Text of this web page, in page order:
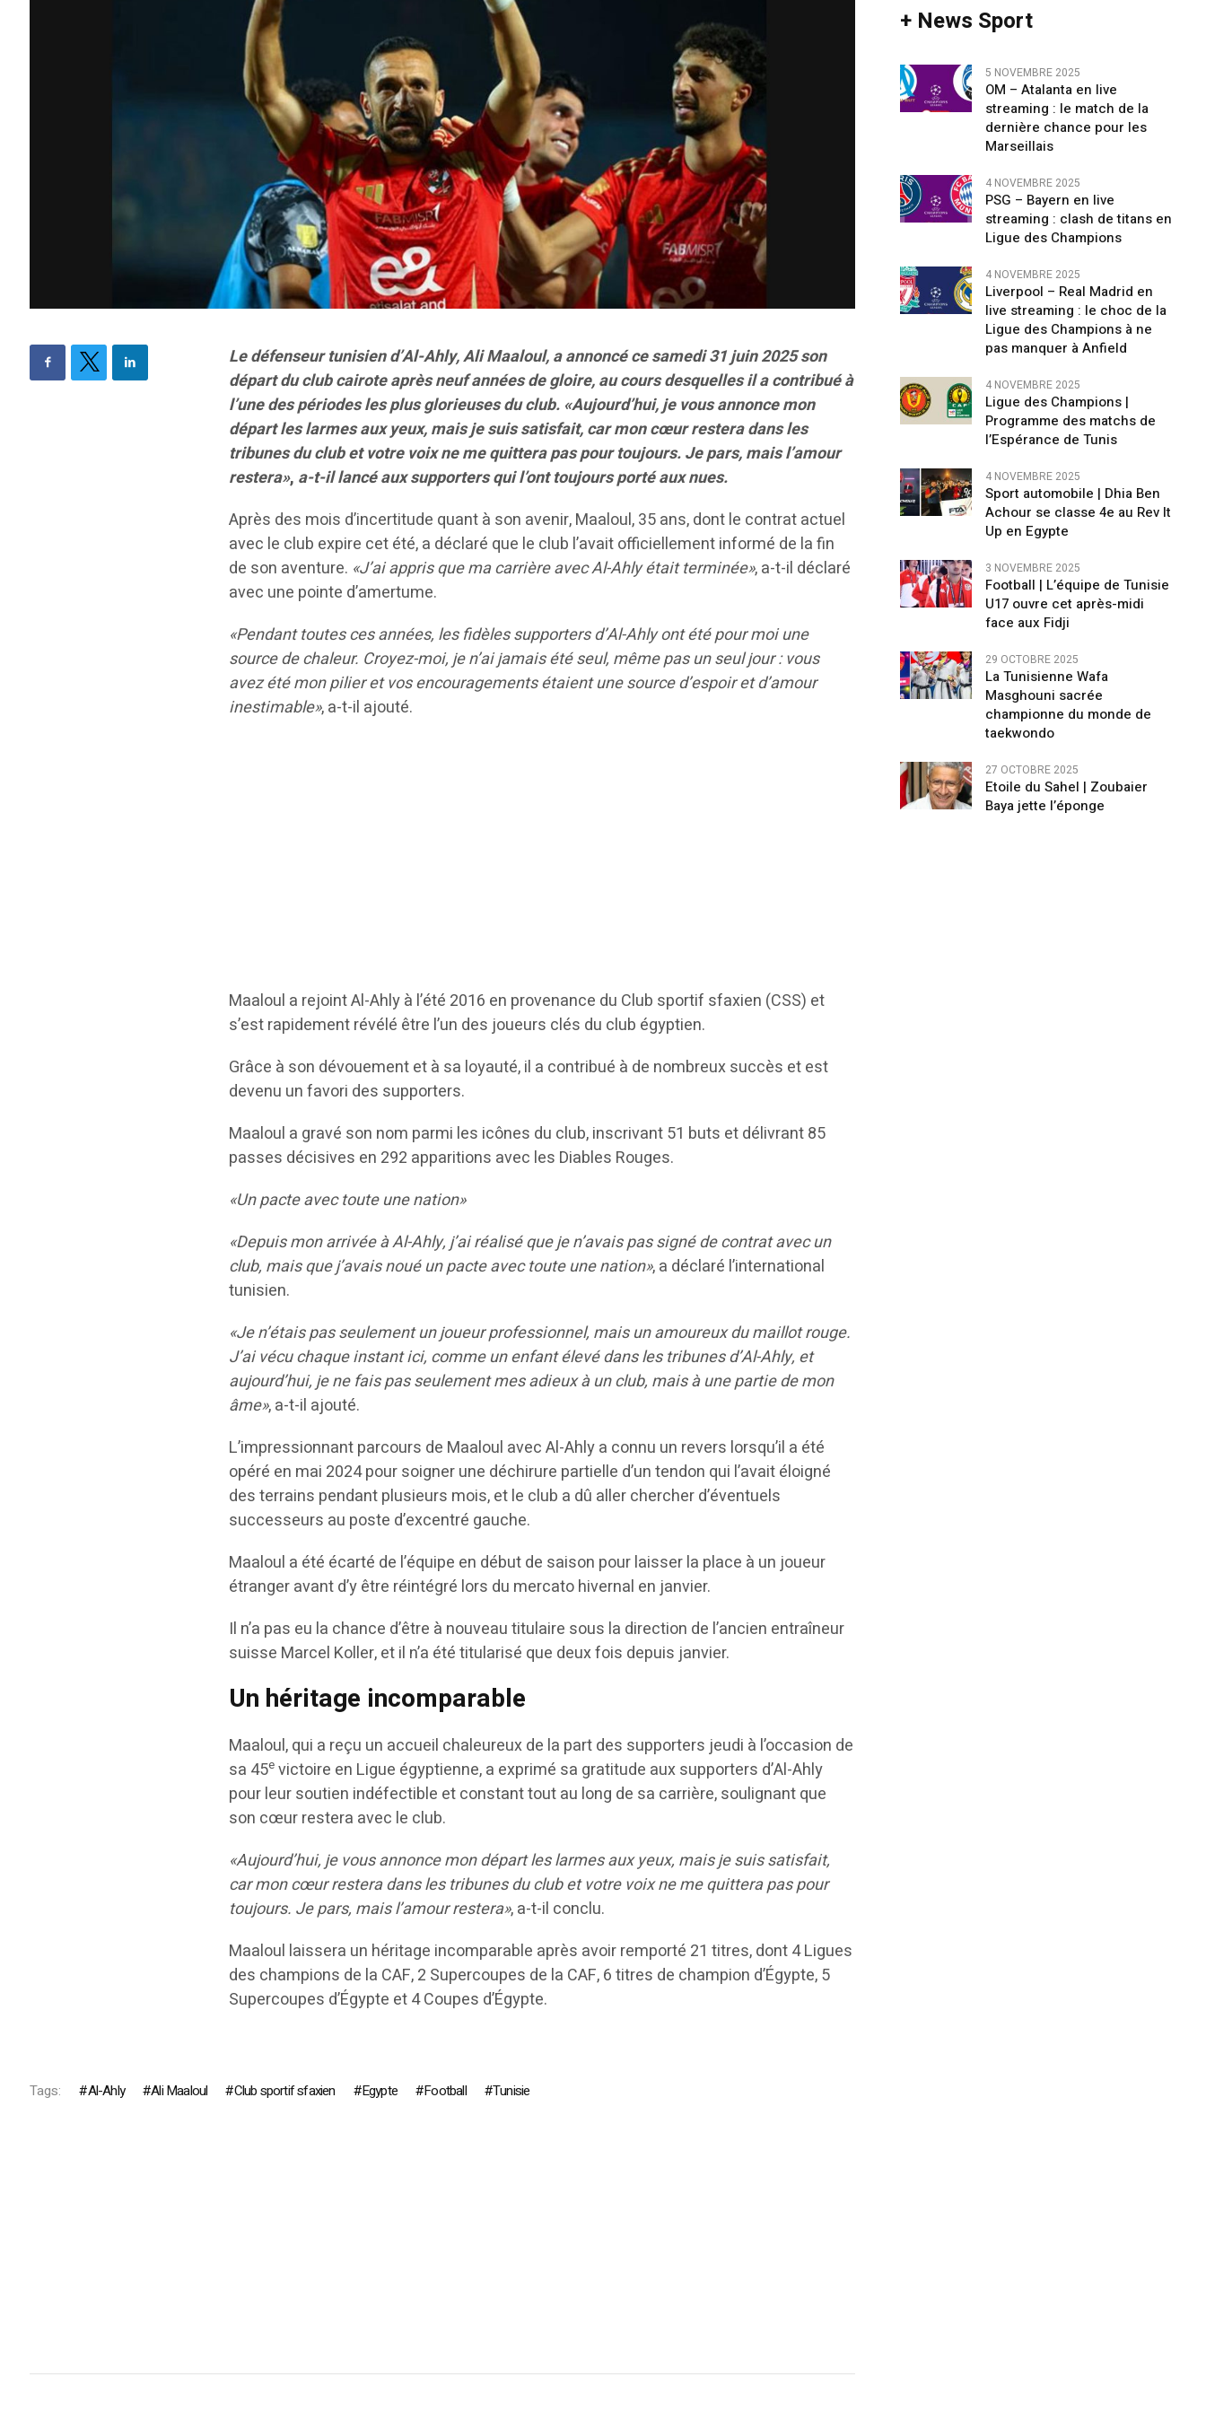
Le défenseur tunisien d’Al-Ahly, Ali Maaloul, a annoncé ce samedi 31 juin 2025 son
départ du club cairote après neuf années de gloire, au cours desquelles il a contribué à
l’une des périodes les plus glorieuses du club. «Aujourd’hui, je vous annonce mon
départ les larmes aux yeux, mais je suis satisfait, car mon cœur restera dans les
tribunes du club et votre voix ne me quittera pas pour toujours. Je pars, mais l’amour
restera», a-t-il lancé aux supporters qui l’ont toujours porté aux nues.
Après des mois d’incertitude quant à son avenir, Maaloul, 35 ans, dont le contrat actuel
avec le club expire cet été, a déclaré que le club l’avait officiellement informé de la fin
de son aventure. «J’ai appris que ma carrière avec Al-Ahly était terminée», a-t-il déclaré
avec une pointe d’amertume.
«Pendant toutes ces années, les fidèles supporters d’Al-Ahly ont été pour moi une
source de chaleur. Croyez-moi, je n’ai jamais été seul, même pas un seul jour : vous
avez été mon pilier et vos encouragements étaient une source d’espoir et d’amour
inestimable», a-t-il ajouté.
Maaloul a rejoint Al-Ahly à l’été 2016 en provenance du Club sportif sfaxien (CSS) et
s’est rapidement révélé être l’un des joueurs clés du club égyptien.
Grâce à son dévouement et à sa loyauté, il a contribué à de nombreux succès et est
devenu un favori des supporters.
Maaloul a gravé son nom parmi les icônes du club, inscrivant 51 buts et délivrant 85
passes décisives en 292 apparitions avec les Diables Rouges.
«Un pacte avec toute une nation»
«Depuis mon arrivée à Al-Ahly, j’ai réalisé que je n’avais pas signé de contrat avec un
club, mais que j’avais noué un pacte avec toute une nation», a déclaré l’international
tunisien.
«Je n’étais pas seulement un joueur professionnel, mais un amoureux du maillot rouge.
J’ai vécu chaque instant ici, comme un enfant élevé dans les tribunes d’Al-Ahly, et
aujourd’hui, je ne fais pas seulement mes adieux à un club, mais à une partie de mon
âme», a-t-il ajouté.
L’impressionnant parcours de Maaloul avec Al-Ahly a connu un revers lorsqu’il a été
opéré en mai 2024 pour soigner une déchirure partielle d’un tendon qui l’avait éloigné
des terrains pendant plusieurs mois, et le club a dû aller chercher d’éventuels
successeurs au poste d’excentré gauche.
Maaloul a été écarté de l’équipe en début de saison pour laisser la place à un joueur
étranger avant d’y être réintégré lors du mercato hivernal en janvier.
Il n’a pas eu la chance d’être à nouveau titulaire sous la direction de l’ancien entraîneur
suisse Marcel Koller, et il n’a été titularisé que deux fois depuis janvier.
Un héritage incomparable
Maaloul, qui a reçu un accueil chaleureux de la part des supporters jeudi à l’occasion de
sa 45e victoire en Ligue égyptienne, a exprimé sa gratitude aux supporters d’Al-Ahly
pour leur soutien indéfectible et constant tout au long de sa carrière, soulignant que
son cœur restera avec le club.
«Aujourd’hui, je vous annonce mon départ les larmes aux yeux, mais je suis satisfait,
car mon cœur restera dans les tribunes du club et votre voix ne me quittera pas pour
toujours. Je pars, mais l’amour restera», a-t-il conclu.
Maaloul laissera un héritage incomparable après avoir remporté 21 titres, dont 4 Ligues
des champions de la CAF, 2 Supercoupes de la CAF, 6 titres de champion d’Égypte, 5
Supercoupes d’Égypte et 4 Coupes d’Égypte.
Tags: Al-Ahly Ali Maaloul Club sportif sfaxien Egypte Football Tunisie
+ News Sport
5 NOVEMBRE 2025
OM – Atalanta en live
streaming : le match de la
dernière chance pour les
Marseillais
4 NOVEMBRE 2025
PSG – Bayern en live
streaming : clash de titans en
Ligue des Champions
4 NOVEMBRE 2025
Liverpool – Real Madrid en
live streaming : le choc de la
Ligue des Champions à ne
pas manquer à Anfield
4 NOVEMBRE 2025
Ligue des Champions |
Programme des matchs de
l’Espérance de Tunis
4 NOVEMBRE 2025
Sport automobile | Dhia Ben
Achour se classe 4e au Rev It
Up en Egypte
3 NOVEMBRE 2025
Football | L’équipe de Tunisie
U17 ouvre cet après-midi
face aux Fidji
29 OCTOBRE 2025
La Tunisienne Wafa
Masghouni sacrée
championne du monde de
taekwondo
27 OCTOBRE 2025
Etoile du Sahel | Zoubaier
Baya jette l’éponge